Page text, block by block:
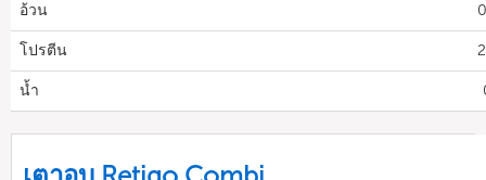
อ้วน
โปรตีน
น้ำ